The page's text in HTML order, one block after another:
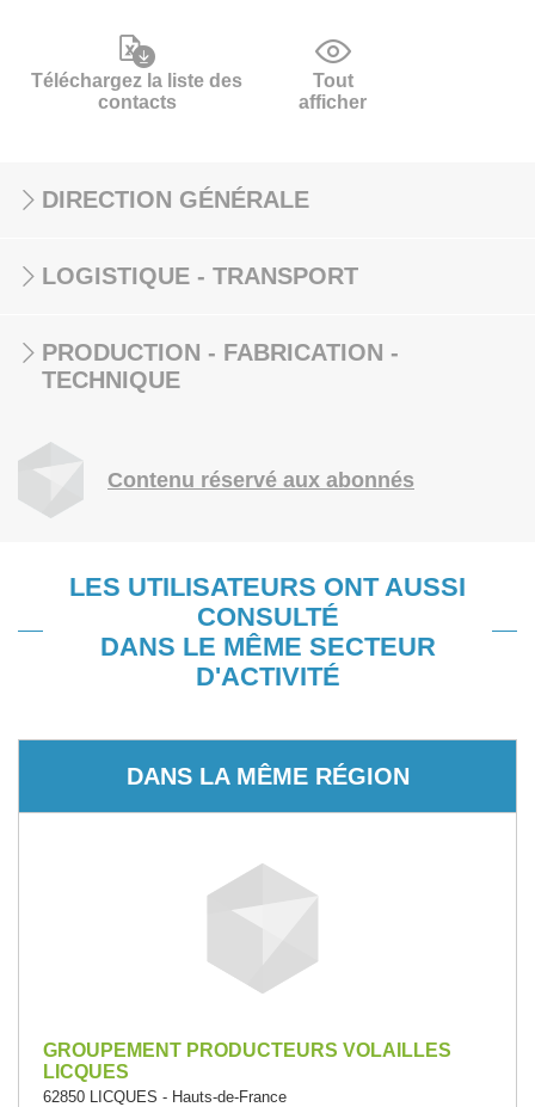
Téléchargez la liste des
contacts
Tout
afficher
DIRECTION GÉNÉRALE
LOGISTIQUE - TRANSPORT
PRODUCTION - FABRICATION -
TECHNIQUE
Contenu réservé aux abonnés
LES UTILISATEURS ONT AUSSI
CONSULTÉ
DANS LE MÊME SECTEUR
D'ACTIVITÉ
DANS LA MÊME RÉGION
GROUPEMENT PRODUCTEURS VOLAILLES
LICQUES
62850 LICQUES - Hauts-de-France